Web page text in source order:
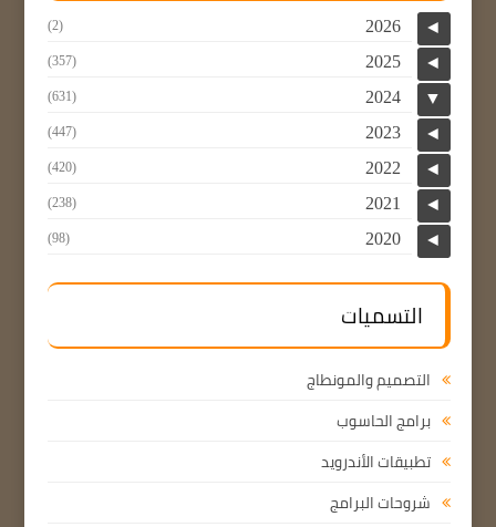
◄
2026
(2)
◄
2025
(357)
▼
2024
(631)
◄
2023
(447)
◄
2022
(420)
◄
2021
(238)
◄
2020
(98)
التسميات
التصميم والمونطاج
برامج الحاسوب
تطبيقات الأندرويد
شروحات البرامج